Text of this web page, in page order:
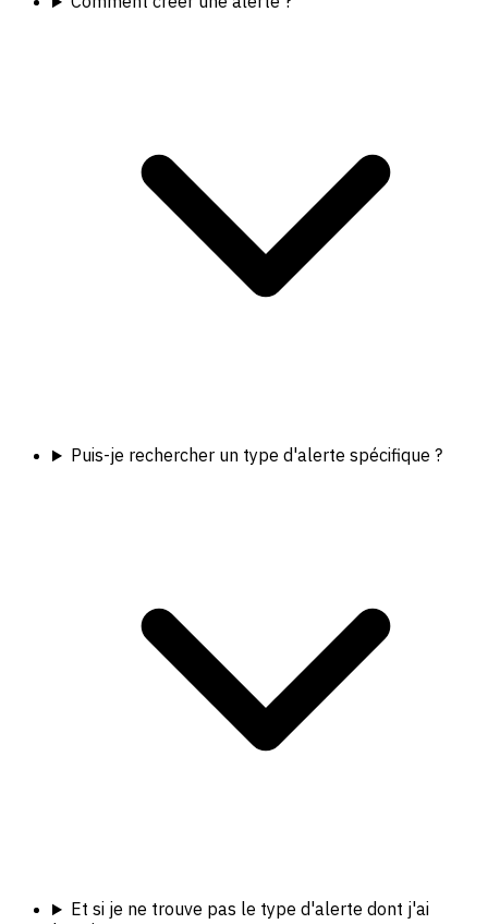
Puis-je rechercher un type d'alerte spécifique ?
Et si je ne trouve pas le type d'alerte dont j'ai